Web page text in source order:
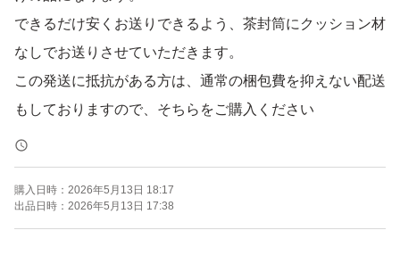
できるだけ安くお送りできるよう、茶封筒にクッション材
なしでお送りさせていただきます。
この発送に抵抗がある方は、通常の梱包費を抑えない配送
もしておりますので、そちらをご購入ください
購入日時： 2026年5月13日 18:17
出品日時： 2026年5月13日 17:38